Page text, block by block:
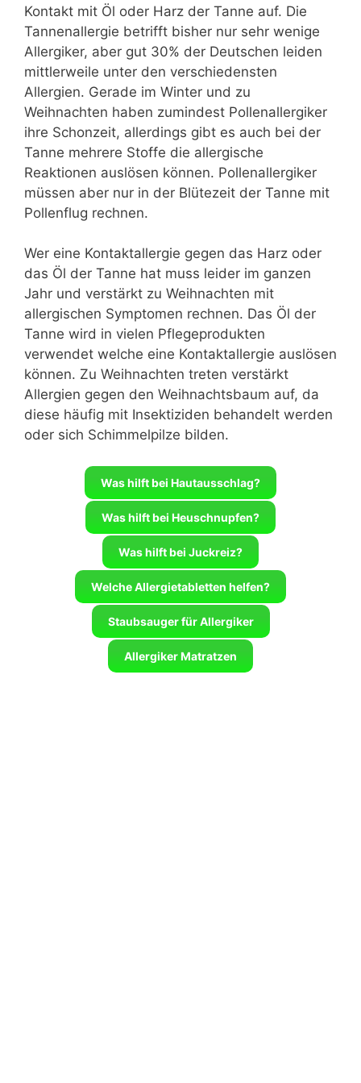
Kontakt mit Öl oder Harz der Tanne auf. Die
Tannenallergie betrifft bisher nur sehr wenige
Allergiker, aber gut 30% der Deutschen leiden
mittlerweile unter den verschiedensten
Allergien. Gerade im Winter und zu
Weihnachten haben zumindest Pollenallergiker
ihre Schonzeit, allerdings gibt es auch bei der
Tanne mehrere Stoffe die allergische
Reaktionen auslösen können. Pollenallergiker
müssen aber nur in der Blütezeit der Tanne mit
Pollenflug rechnen.
Wer eine Kontaktallergie gegen das Harz oder
das Öl der Tanne hat muss leider im ganzen
Jahr und verstärkt zu Weihnachten mit
allergischen Symptomen rechnen. Das Öl der
Tanne wird in vielen Pflegeprodukten
verwendet welche eine Kontaktallergie auslösen
können. Zu Weihnachten treten verstärkt
Allergien gegen den Weihnachtsbaum auf, da
diese häufig mit Insektiziden behandelt werden
oder sich Schimmelpilze bilden.
Was hilft bei Hautausschlag?
Was hilft bei Heuschnupfen?
Was hilft bei Juckreiz?
Welche Allergietabletten helfen?
Staubsauger für Allergiker
Allergiker Matratzen